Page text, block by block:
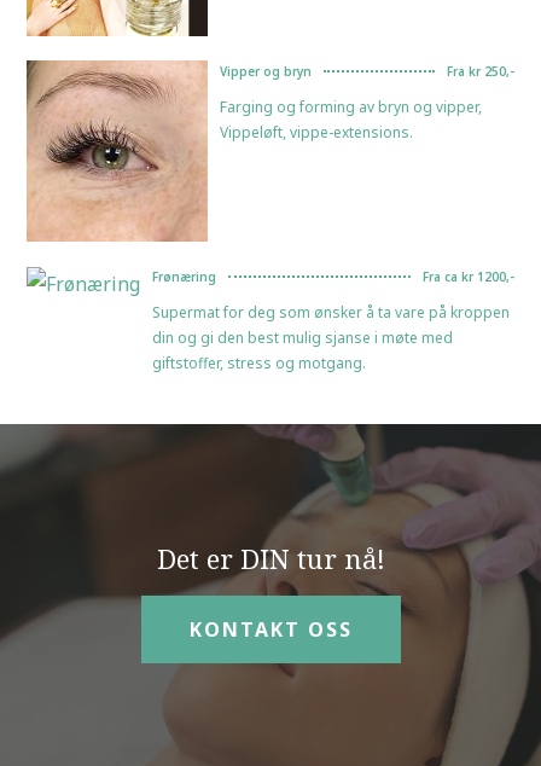
Vipper og bryn Fra kr 250,-
Farging og forming av bryn og vipper,
Vippeløft, vippe-extensions.
Frønæring Fra ca kr 1200,-
Supermat for deg som ønsker å ta vare på kroppen
din og gi den best mulig sjanse i møte med
giftstoffer, stress og motgang.
Det er DIN tur nå!
KONTAKT OSS